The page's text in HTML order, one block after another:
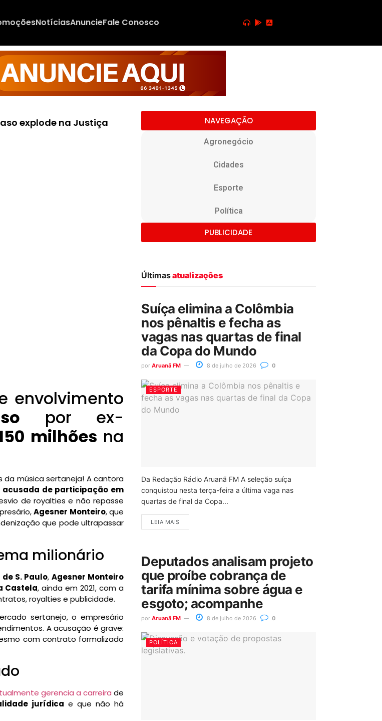
NotíciasAnuncieFale Conosco
explode na Justiça
envolvimento
por ex-
milhões na
da música sertaneja! A cantora
acusada de participação em
de royalties e não repasse
Agesner Monteiro, que
que pode ultrapassar
milionário
de S. Paulo,Agesner Monteiro
Castela, ainda em 2021, com a
royalties e publicidade.
sertanejo, o empresário
A acusação é grave:
com contrato formalizado
gerencia a carreira de
jurídica e que não há
NAVEGAÇÃO
Agronegócio
Cidades
Esporte
Política
PUBLICIDADE
Últimasatualizações
Suíça elimina a Colômbia
nos pênaltis e fecha as
vagas nas quartas de final
da Copa do Mundo
por Aruanã FM 8 de julho de 2026 0
ESPORTE
Da Redação Rádio Aruanã FM A seleção suíça
conquistou nesta terça-feira a última vaga nas
quartas de final da Copa...
LEIA MAIS
Deputados analisam projeto
que proíbe cobrança de
tarifa mínima sobre água e
esgoto; acompanhe
por Aruanã FM 8 de julho de 2026 0
POLÍTICA